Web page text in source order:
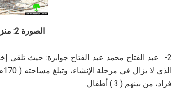
الصورة 2: منزل المواطن غانم المهدد
الذي لا يزال في مرحلة الإنشاء، وتبلغ مساحته ( 170م
فراد، من بينهم ( 3 ) أطفال.